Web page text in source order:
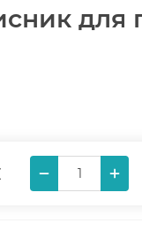
для